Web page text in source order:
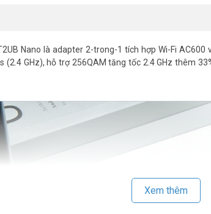
Nano là adapter 2-trong-1 tích hợp Wi-Fi
(2.4 GHz), hỗ trợ 256QAM tăng tốc 2.4 GHz thêm
Xem thêm